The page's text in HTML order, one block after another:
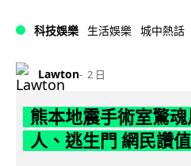
科技娛樂 生活娛樂 城中熱話
Lawton 2 日
熊本地震手術室驚
人、逃生門 網民讚